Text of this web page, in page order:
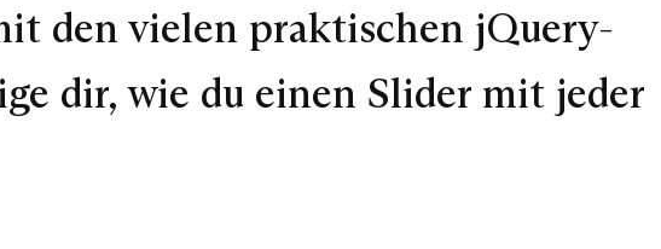
den vielen praktischen jQuery-
dir, wie du einen Slider mit jeder